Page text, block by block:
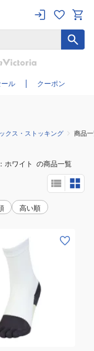
ル クーポン
クス・ストッキング 商品
ホワイト の商品一覧
高い順